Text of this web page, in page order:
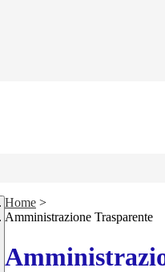
Home >
Amministrazione Trasparente